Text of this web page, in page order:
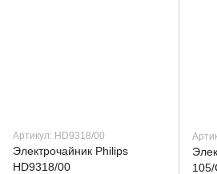
Артикул: HD9318/00
Электрочайник Philips
HD9318/00
105/